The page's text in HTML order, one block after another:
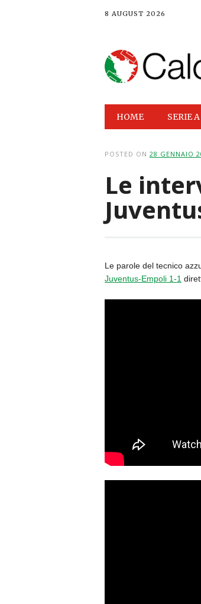
8 AUGUST 2026
Main menu
HOME SERIE A
POSTED ON 28 GENNAIO
Le
Le parole del tecnico
Juventus-Empoli 1-1